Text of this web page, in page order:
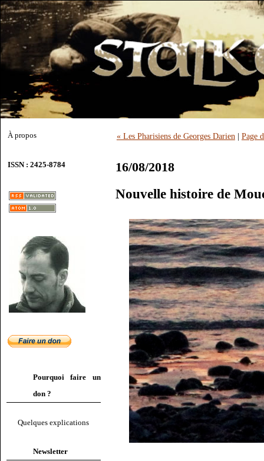
À propos
ISSN : 2425-8784
Pourquoi faire un
don ?
Quelques explications
Newsletter
« Les Pharisiens de Georges Darien | Page
16/08/2018
Nouvelle histoire de